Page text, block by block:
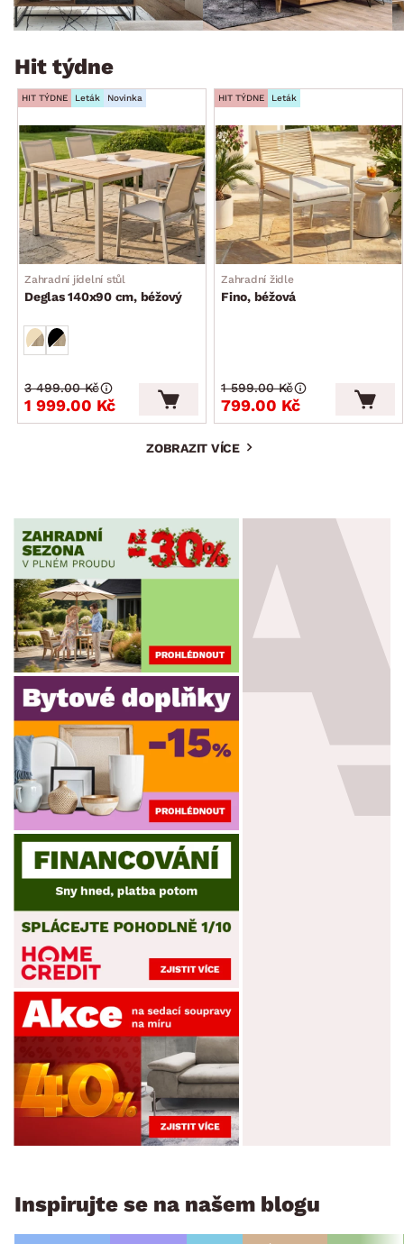
Hit týdne
HIT TÝDNE Leták Novinka
Zahradní jídelní stůl
Deglas 140x90 cm, béžový
1 999.00 Kč
3 499.00 Kč
HIT TÝDNE Leták
Zahradní židle
Fino, béžová
799.00 Kč
1 599.00 Kč
ZOBRAZIT VÍCE
Inspirujte se na našem blogu